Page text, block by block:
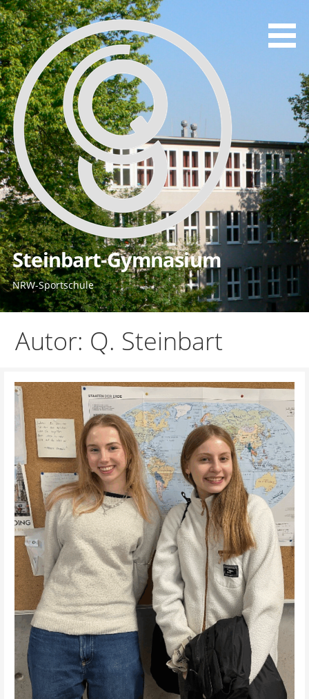
Zum
Inhalt
springen
Steinbart-Gymnasium
NRW-Sportschule
Autor: Q. Steinbart